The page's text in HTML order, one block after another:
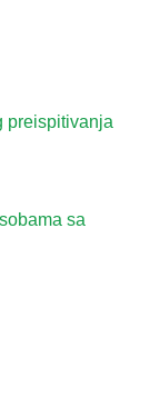
preispitivanja
sa